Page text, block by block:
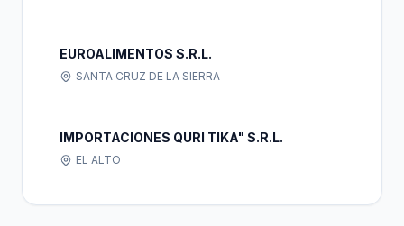
EUROALIMENTOS S.R.L.
SANTA CRUZ DE LA SIERRA
IMPORTACIONES QURI TIKA" S.R.L.
EL ALTO